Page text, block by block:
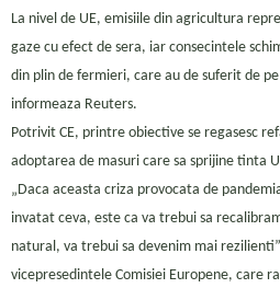
La nivel de UE, emisiile din agricultura
gaze cu efect de sera, iar consecintele
din plin de fermieri, care au de suferit de
informeaza Reuters.
Potrivit CE, printre obiective se regasesc
adoptarea de masuri care sa sprijine tinta
„Daca aceasta criza provocata de
invatat ceva, este ca va trebui sa
natural, va trebui sa devenim mai
vicepresedintele Comisiei Europene, care